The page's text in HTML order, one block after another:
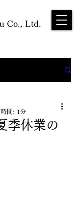
Co., Ltd.
休業の
時間: 1分